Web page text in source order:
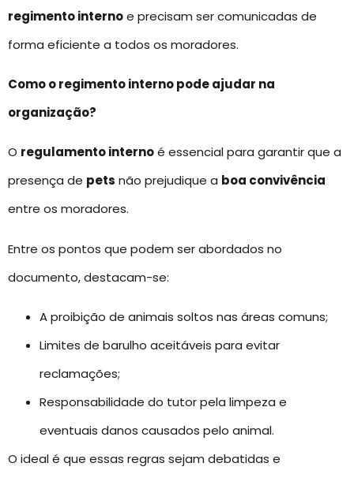
regimento internoe precisam ser comunicadas de
forma eficiente a todos os moradores.
Como o regimento interno pode ajudar na
organização?
O regulamento internoé essencial para garantir que a
presença de pets não prejudique a boa convivência
entre os moradores.
Entre os pontos que podem ser abordados no
documento, destacam-se:
A proibição de animais soltos nas áreas comuns;
Limites de barulho aceitáveis para evitar
reclamações;
Responsabilidade do tutor pela limpeza e
eventuais danos causados pelo animal.
O ideal é que essas regras sejam debatidas e